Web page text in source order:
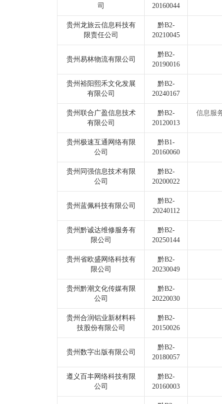
司
20160044
贵州龙旅云信息科技有
限责任公司
黔B2-
20210045
贵州易林物流有限公司
黔B2-
20190016
贵州裕阳熙禾文化发展
有限公司
黔B2-
20240167
贵州联合广盈信息技术
有限公司
黔B2-
20120013
信息服
贵州极速互通网络有限
公司
黔B1-
20160060
贵州同强信息技术有限
公司
黔B2-
20200022
贵州蓝佩科技有限公司
黔B2-
20240112
贵州黔诚达维修服务有
限公司
黔B2-
20250144
贵州省欧盛网络科技有
限公司
黔B2-
20230049
贵州黔潮文化传媒有限
公司
黔B2-
20220030
贵州合润铝业新材料科
技股份有限公司
黔B2-
20150026
贵州数字出版有限公司
黔B2-
20180057
遵义百丰网络科技有限
公司
黔B2-
20160003